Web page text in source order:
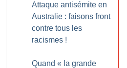
Attaque antisémite en
Australie : faisons front
contre tous les
racismes !
Quand « la grande